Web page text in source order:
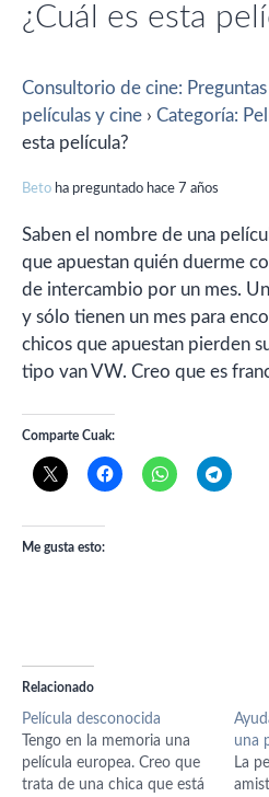
¿Cuál es esta
Consultorio de cine:
películas y cine › Categoría:
esta película?
Beto ha preguntado hace 7 años
Saben el nombre de una
que apuestan quién duerme
de intercambio por un mes.
y sólo tienen un mes para
chicos que apuestan pierden
tipo van VW. Creo que es
Comparte Cuak:
Me gusta esto:
Relacionado
Película desconocida
Tengo en la memoria una
película europea. Creo que
trata de una chica que está
una
La